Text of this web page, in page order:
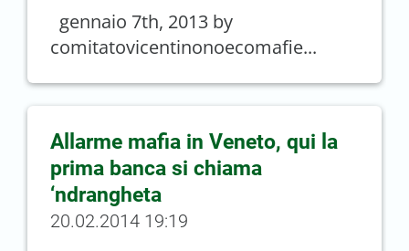
gennaio 7th, 2013 by
comitatovicentinonoecomafie...
Allarme mafia in Veneto, qui la
prima banca si chiama
‘ndrangheta
20.02.2014 19:19